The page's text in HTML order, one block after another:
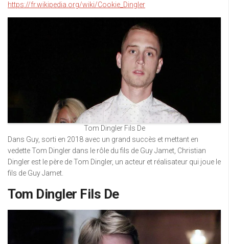
https://fr.wikipedia.org/wiki/Cookie_Dingler
Tom Dingler Fils De
Dans Guy, sorti en 2018 avec un grand succès et mettant en
vedette Tom Dingler dans le rôle du fils de Guy Jamet, Christian
Dingler est le père de Tom Dingler, un acteur et réalisateur qui joue le
fils de Guy Jamet.
Tom Dingler Fils De